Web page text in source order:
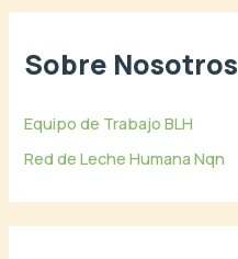
Sobre Nosotros
Equipo de Trabajo BLH
Red de Leche Humana Nqn